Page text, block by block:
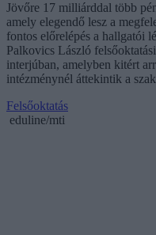
Jövőre 17 milliárddal több
amely elegendő lesz a
fontos előrelépés a hallgatói
Palkovics László
interjúban, amelyben kitért
intézménynél áttekintik a
Felsőoktatás
eduline/mti